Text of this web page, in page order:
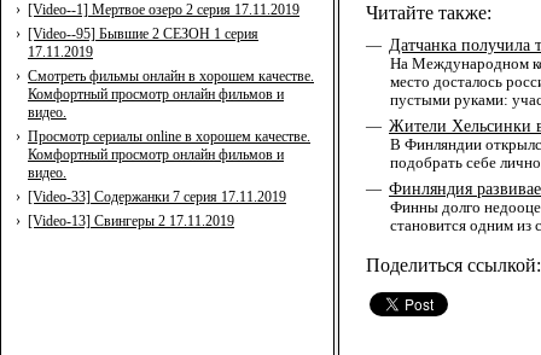
› [Video--1] Мертвое озеро 2 серия 17.11.2019
› [Video--95] Бывшие 2 СЕЗОН 1 серия
17.11.2019
› Смотреть фильмы онлайн в хорошем качестве.
Комфортный просмотр онлайн фильмов и
видео.
› Просмотр сериалы online в хорошем качестве.
Комфортный просмотр онлайн фильмов и
видео.
› [Video-33] Содержанки 7 серия 17.11.2019
› [Video-13] Свингеры 2 17.11.2019
Читайте также:
— Датчанка получила
На Международном
место досталось
пустыми руками:
— Жители Хельсинки
В Финляндии
подобрать себе
— Финляндия
Финны долго
становится одним из
Поделиться ссылкой: